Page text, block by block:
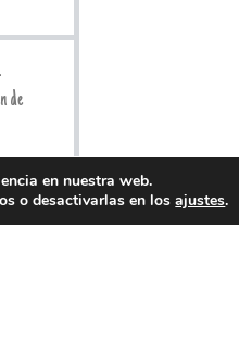
de
en nuestra web.
o desactivarlas en losajustes.